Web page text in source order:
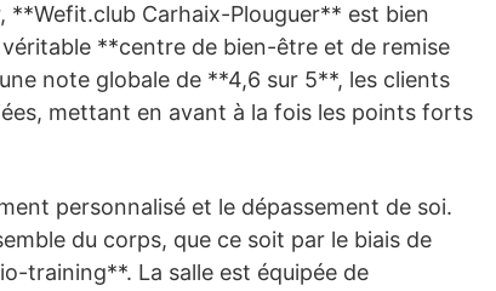
**Wefit.club Carhaix-Plouguer** est bien
véritable **centre de bien-être et de remise
note globale de **4,6 sur 5**, les clients
mettant en avant à la fois les points forts
personnalisé et le dépassement de soi.
du corps, que ce soit par le biais de
training**. La salle est équipée de